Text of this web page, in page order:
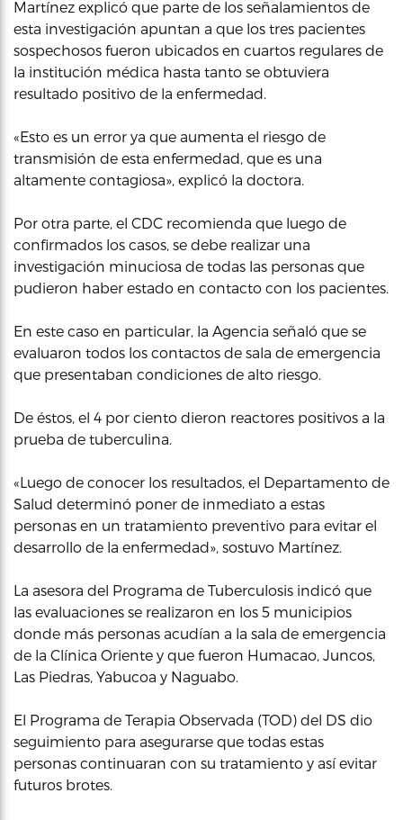
Martínez explicó que parte de los señalamientos de
esta investigación apuntan a que los tres pacientes
sospechosos fueron ubicados en cuartos regulares de
la institución médica hasta tanto se obtuviera
resultado positivo de la enfermedad.
«Esto es un error ya que aumenta el riesgo de
transmisión de esta enfermedad, que es una
altamente contagiosa», explicó la doctora.
Por otra parte, el CDC recomienda que luego de
confirmados los casos, se debe realizar una
investigación minuciosa de todas las personas que
pudieron haber estado en contacto con los pacientes.
En este caso en particular, la Agencia señaló que se
evaluaron todos los contactos de sala de emergencia
que presentaban condiciones de alto riesgo.
De éstos, el 4 por ciento dieron reactores positivos a la
prueba de tuberculina.
«Luego de conocer los resultados, el Departamento de
Salud determinó poner de inmediato a estas
personas en un tratamiento preventivo para evitar el
desarrollo de la enfermedad», sostuvo Martínez.
La asesora del Programa de Tuberculosis indicó que
las evaluaciones se realizaron en los 5 municipios
donde más personas acudían a la sala de emergencia
de la Clínica Oriente y que fueron Humacao, Juncos,
Las Piedras, Yabucoa y Naguabo.
El Programa de Terapia Observada (TOD) del DS dio
seguimiento para asegurarse que todas estas
personas continuaran con su tratamiento y así evitar
futuros brotes.